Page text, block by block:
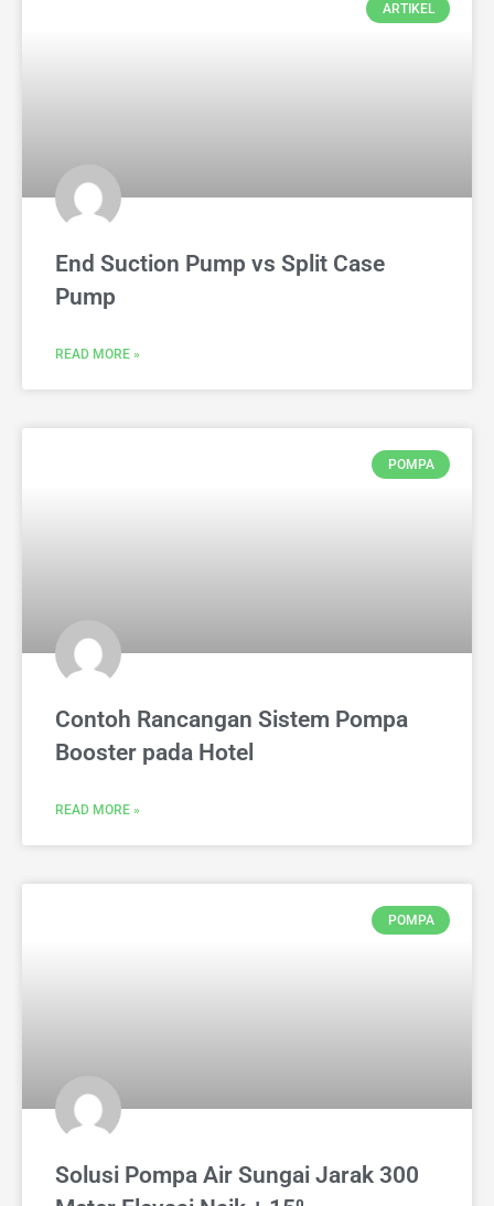
ARTIKEL
End Suction Pump vs Split Case
Pump
READ MORE »
POMPA
Contoh Rancangan Sistem Pompa
Booster pada Hotel
READ MORE »
POMPA
Solusi Pompa Air Sungai Jarak 300